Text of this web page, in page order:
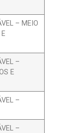
– MEIO
–
E
–
–